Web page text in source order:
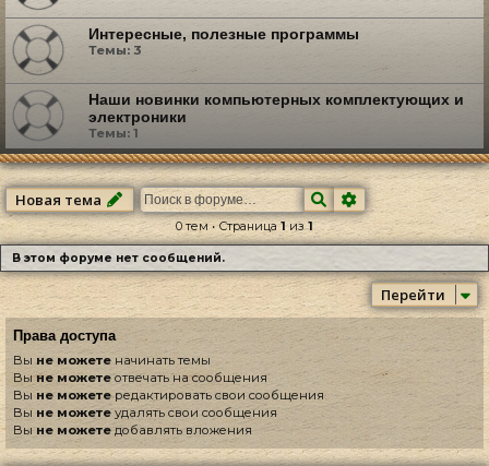
Интересные, полезные программы
Темы: 3
Наши новинки компьютерных комплектующих и
электроники
Темы: 1
Новая тема ПоискРасширенный
0 тем • Страница1из1
В этом форуме нет сообщений.
Перейти
Права доступа
Вы не можете начинать темы
Выне можетеотвечать на сообщения
Вы не можетередактировать свои сообщения
Вы не можетеудалять свои сообщения
Вы не можетедобавлять вложения